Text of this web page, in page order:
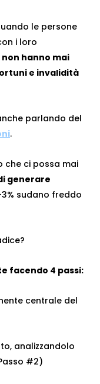
le persone
i loro
non hanno mai
e invalidità
parlando del
.
che ci possa mai
generare
sudano freddo
facendo 4 passi:
centrale del
analizzandolo
#2)